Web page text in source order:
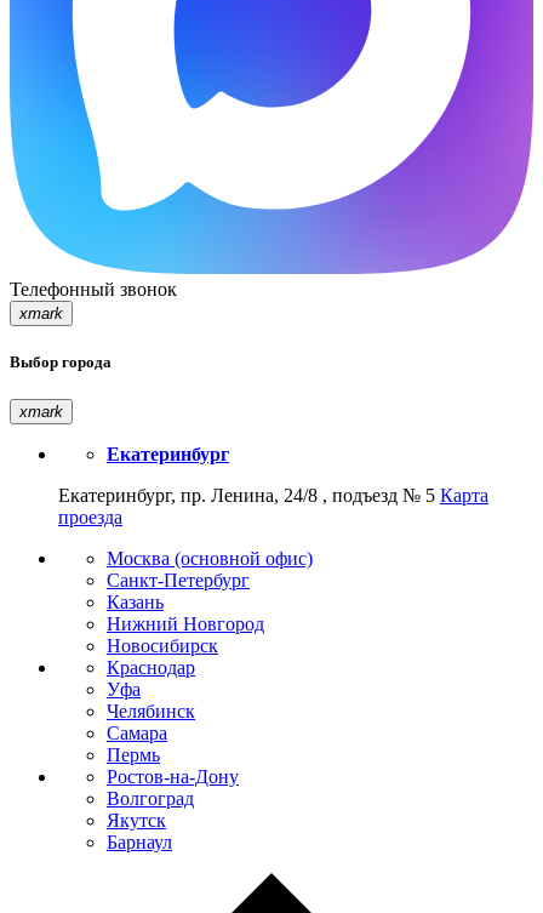
Телефонный звонок
xmark
Выбор города
xmark
Екатеринбург
Екатеринбург, пр. Ленина, 24/8 , подъезд № 5 Карта
проезда
Москва (основной офис)
Санкт-Петербург
Казань
Нижний Новгород
Новосибирск
Краснодар
Уфа
Челябинск
Самара
Пермь
Ростов-на-Дону
Волгоград
Якутск
Барнаул